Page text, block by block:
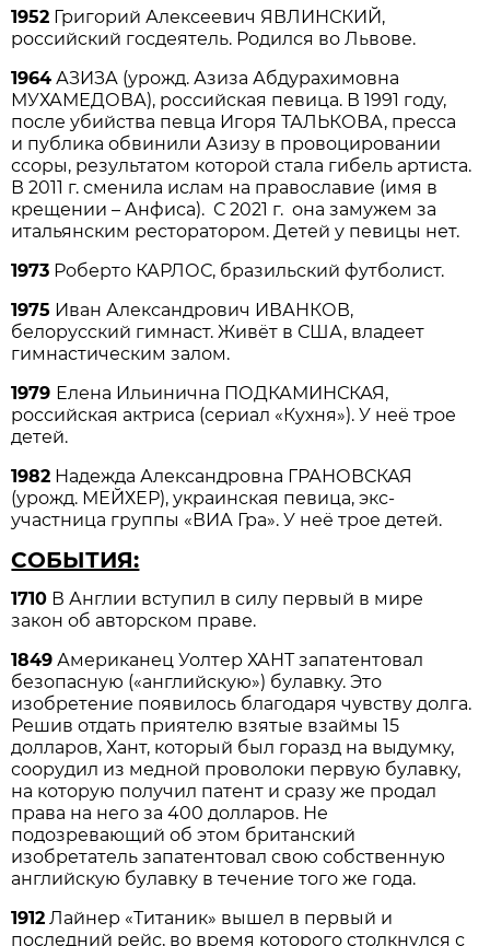
1952 Григорий Алексеевич ЯВЛИНСКИЙ,
российский госдеятель. Родился во Львове.
1964 АЗИЗА (урожд. Азиза Абдурахимовна
МУХАМЕДОВА), российская певица. В 1991 году,
после убийства певца Игоря ТАЛЬКОВА, пресса
и публика обвинили Азизу в провоцировании
ссоры, результатом которой стала гибель артиста.
В 2011 г. сменила ислам на православие (имя в
крещении – Анфиса). С 2021 г. она замужем за
итальянским ресторатором. Детей у певицы нет.
1973 Роберто КАРЛОС, бразильский футболист.
1975 Иван Александрович ИВАНКОВ,
белорусский гимнаст. Живёт в США, владеет
гимнастическим залом.
1979 Елена Ильинична ПОДКАМИНСКАЯ,
российская актриса (сериал «Кухня»). У неё трое
детей.
1982 Надежда Александровна ГРАНОВСКАЯ
(урожд. МЕЙХЕР), украинская певица, экс-
участница группы «ВИА Гра». У неё трое детей.
СОБЫТИЯ:
1710 В Англии вступил в силу первый в мире
закон об авторском праве.
1849 Американец Уолтер ХАНТ запатентовал
безопасную («английскую») булавку. Это
изобретение появилось благодаря чувству долга.
Решив отдать приятелю взятые взаймы 15
долларов, Хант, который был горазд на выдумку,
соорудил из медной проволоки первую булавку,
на которую получил патент и сразу же продал
права на него за 400 долларов. Не
подозревающий об этом британский
изобретатель запатентовал свою собственную
английскую булавку в течение того же года.
1912 Лайнер «Титаник» вышел в первый и
последний рейс, во время которого столкнулся с